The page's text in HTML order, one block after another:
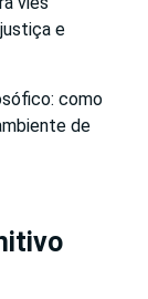
e
como
de